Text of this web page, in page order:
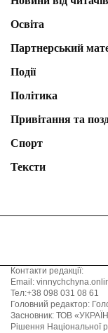
Освіта
Партнерський
Події
Політика
Привітання та
Спорт
Тексти
Контакти редакції:
Email:
Тел:+38 098 031 08 61
Головний редактор:
Засновник: ТОВ
Рішення Національної